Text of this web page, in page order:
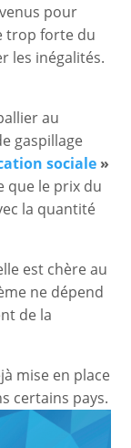
pour
trop forte du
les inégalités.
au
gaspillage
sociale »
que le prix du
la quantité
est chère au
ne dépend
de la
mise en place
certains pays.